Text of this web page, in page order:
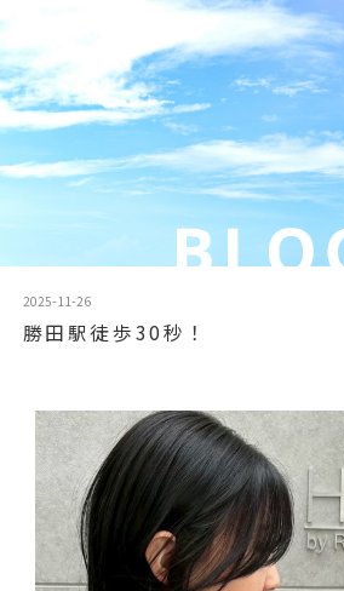
2025-11-26
勝田駅徒歩30秒！